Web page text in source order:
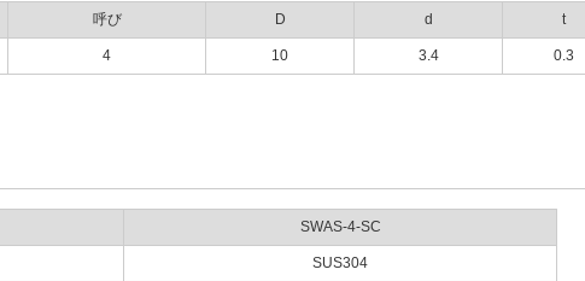
呼び D d t
4 10 3.4 0.3
SWAS-4-SC
SUS304